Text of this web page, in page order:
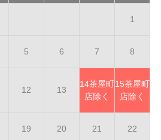
1
5 6 7 8
12 13
14茶屋町
店除く
15茶屋町
店除く
19 20 21 22